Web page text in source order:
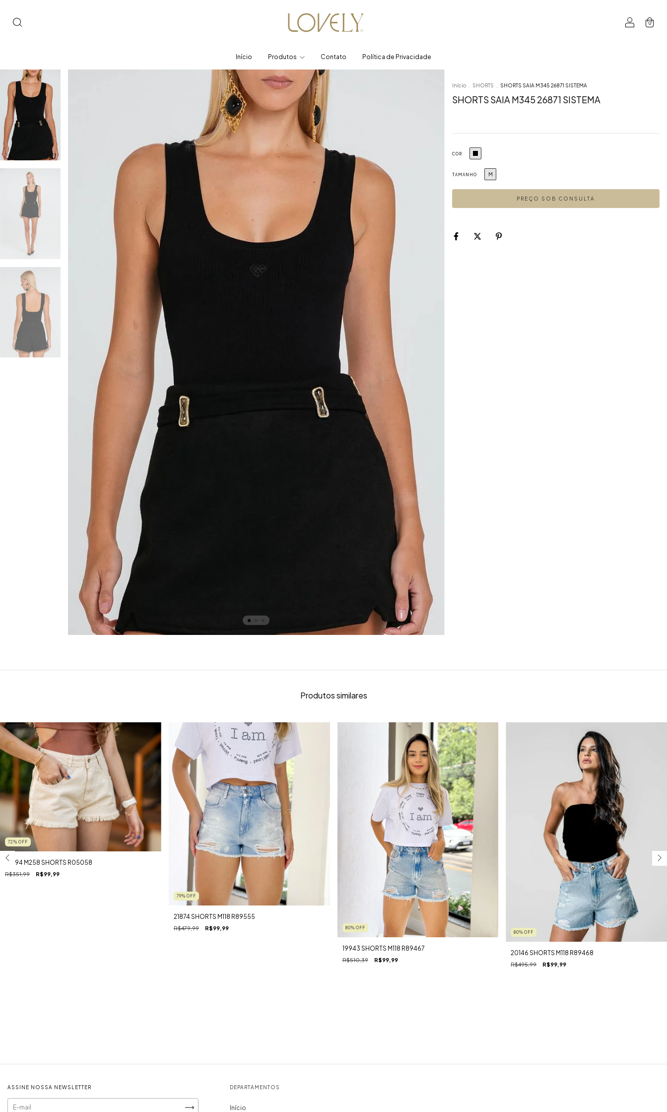
0
Início Produtos Contato Política de Privacidade
Início SHORTS SHORTS SAIA M345 26871 SISTEMA
SHORTS SAIA M345 26871 SISTEMA
COR
TAMANHO M
Produtos similares
72 % OFF
19894 M258 SHORTS R05058
R$351,99 R$99,99
79% OFF
21874 SHORTS M118 R89555
R$479,99 R$99,99 80% OFF
19943 SHORTS M118 R89467
R$510,39 R$99,99
80%OFF
20146 SHORTS M118 R89468
R$495,99 R$99,99
ASSINE NOSSA NEWSLETTER DEPARTAMENTOS
Início